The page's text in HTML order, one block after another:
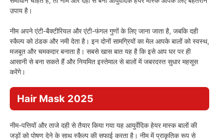
उपाय है।
नीम अपने एंटी-बैक्टीरियल और एंटी-फंगल गुणों के लिए जाना जाता है, जबकि दही
स्कैल्प को ठंडक और नमी देता है। इन दोनों सामग्रियों का मेल आपके बालों को स्वस्थ,
मजबूत और चमकदार बनाता है। सबसे खास बात यह है कि इसे आप घर पर ही
आसानी से बना सकते हैं और नियमित इस्तेमाल से बालों में जबरदस्त सुधार महसूस
करेंगे।
Hair Mask 2025
नीम-पत्तियों और ताजे दही से तैयार किया गया यह आयुर्वेदिक हेयर मास्क बालों की
जड़ों को पोषण देने के साथ स्कैल्प की सफाई करता है। नीम में प्राकृतिक रूप से